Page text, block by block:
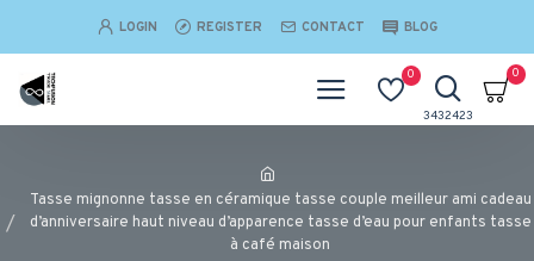
LOGIN REGISTER CONTACT BLOG
0 0
Tasse mignonne tasse en céramique tasse couple meilleur ami cadeau
d’anniversaire haut niveau d’apparence tasse d’eau pour enfants tasse
à café maison